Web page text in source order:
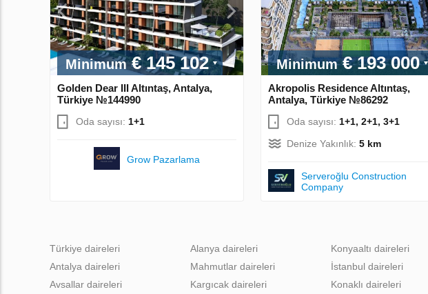
Minimum€ 145 102
Golden Dear III Altıntaş, Antalya,
Türkiye №144990
Oda sayısı: 1+1
Grow Pazarlama
Minimum€ 193 000
Akropolis Residence Altıntaş,
Antalya, Türkiye №86292
Oda sayısı: 1+1, 2+1, 3+1
Denize Yakınlık: 5 km
Serveroğlu Construction
Company
Türkiye daireleri
Antalya daireleri
Avsallar daireleri
Alanya daireleri
Mahmutlar daireleri
Kargıcak daireleri
Konyaaltı daireleri
İstanbul daireleri
Konaklı daireleri